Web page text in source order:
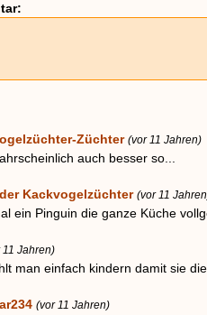
Züchter (vor 11 Jahren)
auch besser so...
Kackvogelzüchter (vor 11
ein Pinguin die ganze Küche
11 Jahren)
man einfach kindern damit sie
(vor 11 Jahren)